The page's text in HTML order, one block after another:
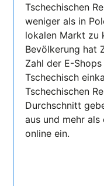
Tschechischen
weniger als in
lokalen Markt zu
Bevölkerung hat
Zahl der E-
Tschechisch
Tschechischen
Durchschnitt
aus und mehr
online ein.